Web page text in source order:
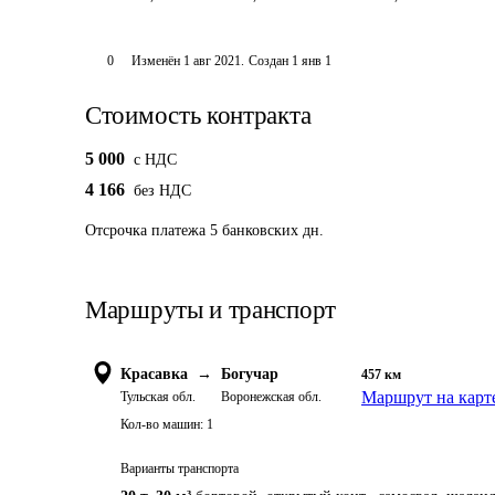
0 Изменён 1 авг 2021. Создан 1 янв 1
Стоимость контракта
5 000 c НДС
4 166 без НДС
Отсрочка платежа 5 банковских дн.
Маршруты и транспорт
Красавка →
Тульская обл.
Богучар
Воронежская обл.
457 км
Маршрут на
Кол-во машин: 1
Варианты транспорта